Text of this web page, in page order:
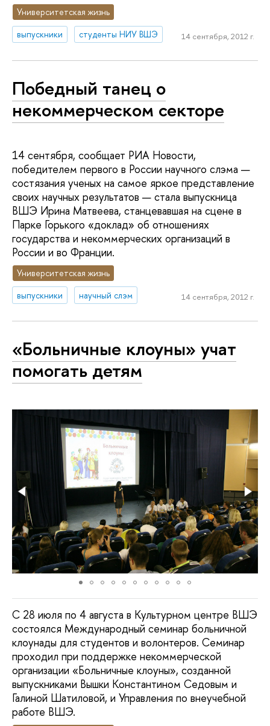
Университетская жизнь
выпускники
студенты НИУ ВШЭ 14 сентября, 2012 г.
Победный танец о
некоммерческом секторе
14 сентября, сообщает РИА Новости,
победителем первого в России научного слэма —
состязания ученых на самое яркое представление
своих научных результатов — стала выпускница
ВШЭ Ирина Матвеева, станцевавшая на сцене в
Парке Горького «доклад» об отношениях
государства и некоммерческих организаций в
России и во Франции.
Университетская жизнь
выпускники
научный слэм 14 сентября, 2012 г.
«Больничные клоуны» учат
помогать детям
С 28 июля по 4 августа в Культурном центре ВШЭ
состоялся Международный семинар больничной
клоунады для студентов и волонтеров. Семинар
проходил при поддержке некоммерческой
организации «Больничные клоуны», созданной
выпускниками Вышки Константином Седовым и
Галиной Шатиловой, и Управления по внеучебной
работе ВШЭ.